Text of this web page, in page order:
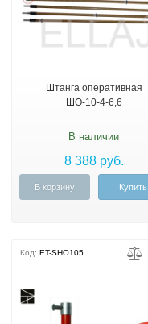
Штанга оперативная
ШО-10-4-6,6
В наличии
8 388 руб.
В корзину Купить
Код: ET-SHO105